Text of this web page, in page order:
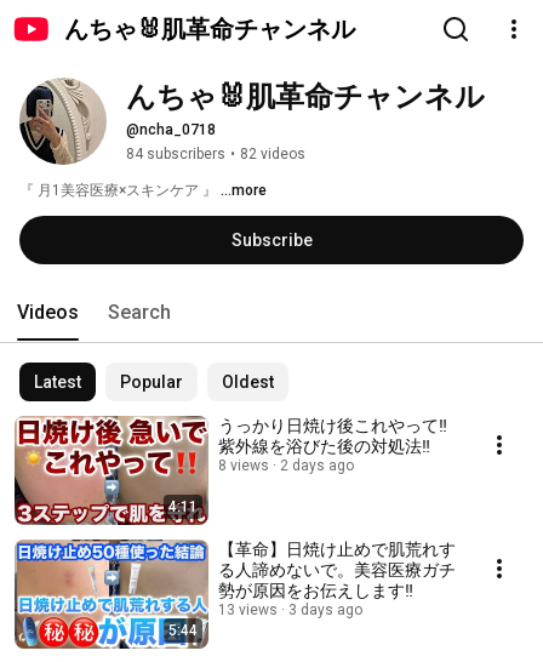
んちゃ🐰肌革命チャンネル
んちゃ🐰肌革命チャンネル
@ncha_0718
84 subscribers • 82 videos
『 月1美容医療×スキンケア 』 ...more
Subscribe
Videos Search
Latest Popular Oldest
4:11
うっかり日焼け後これやって‼️
紫外線を浴びた後の対処法‼️
8 views 2 days ago
5:44
【革命】日焼け止めで肌荒れす
る人諦めないで。美容医療ガチ
勢が原因をお伝えします‼️
13 views 3 days ago